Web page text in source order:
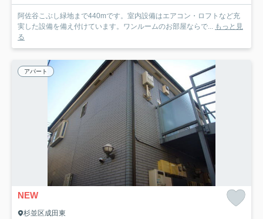
阿佐谷こぶし緑地まで440mです。室内設備はエアコン・ロフトなど充
実した設備を備え付けています。ワンルームのお部屋ならで... もっと見
る
アパート
NEW
杉並区成田東